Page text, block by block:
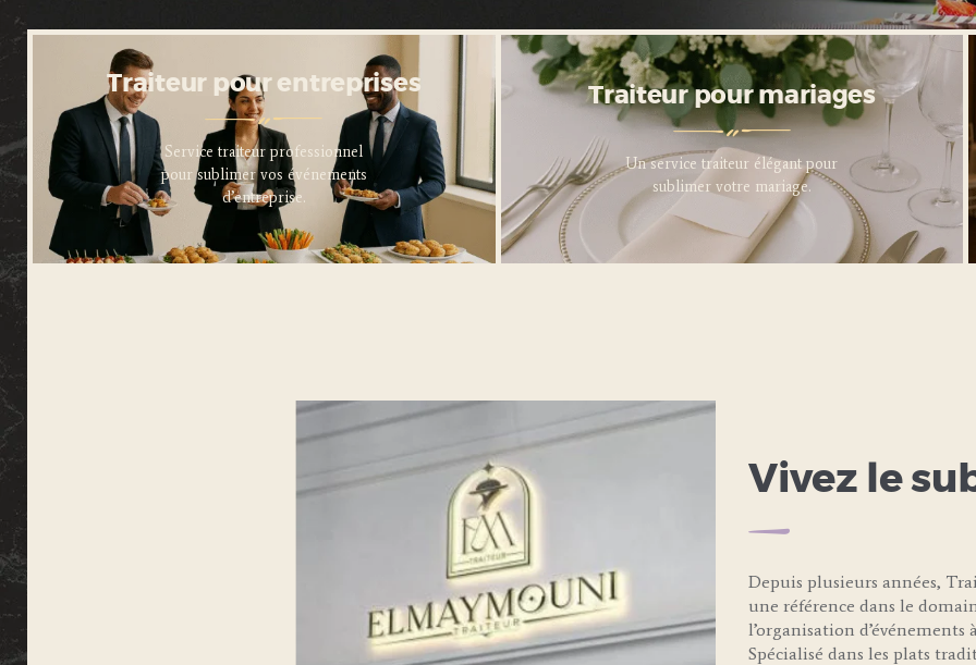
Traiteur pour entreprises
Service traiteur professionnel
pour sublimer vos événements
d’entreprise.
Traiteur pour entreprises
Service traiteur professionnel
pour sublimer vos événements
d’entreprise.
LEARN MORE
Traiteur pour mariages
Un service traiteur élégant pour
sublimer votre mariage.
Vivez le
Depuis plusieurs années,
une référence dans le
l’organisation d’événements
Spécialisé dans les plats